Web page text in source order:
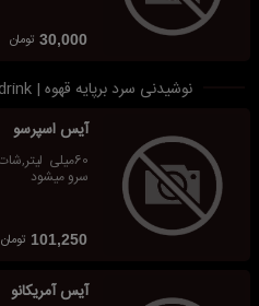
30,000 تومان
نوشیدنی سرد برپایه قهوه | Coffee-based cold drink
آیس اسپرسو
سرو میشود
101,250 تومان
آیس آمریکانو